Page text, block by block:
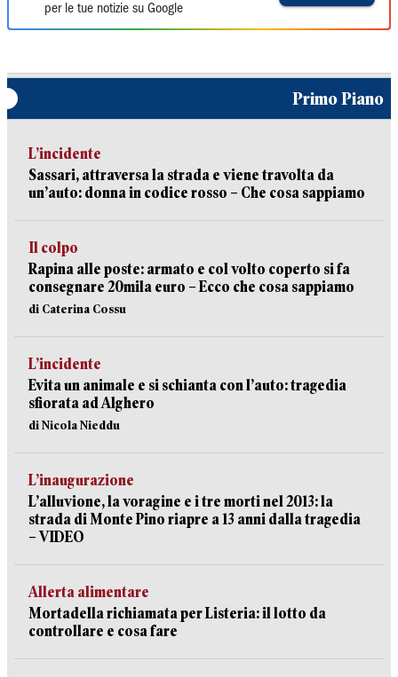
per le tue notizie su Google
Primo Piano
L’incidente
Sassari, attraversa la strada e viene travolta da
un’auto: donna in codice rosso – Che cosa sappiamo
Il colpo
Rapina alle poste: armato e col volto coperto si fa
consegnare 20mila euro – Ecco che cosa sappiamo
di Caterina Cossu
L’incidente
Evita un animale e si schianta con l’auto: tragedia
sfiorata ad Alghero
di Nicola Nieddu
L’inaugurazione
L’alluvione, la voragine e i tre morti nel 2013: la
strada di Monte Pino riapre a 13 anni dalla tragedia
– VIDEO
Allerta alimentare
Mortadella richiamata per Listeria: il lotto da
controllare e cosa fare